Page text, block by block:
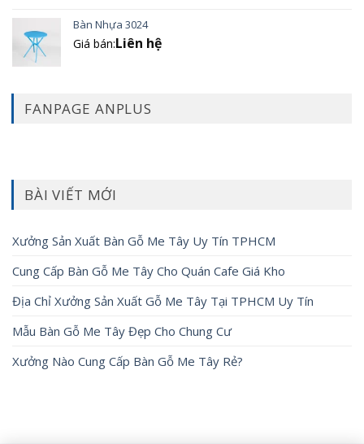
Bàn Nhựa 3024
Giá bán:Liên hệ
FANPAGE ANPLUS
BÀI VIẾT MỚI
Xưởng Sản Xuất Bàn Gỗ Me Tây Uy Tín TPHCM
Cung Cấp Bàn Gỗ Me Tây Cho Quán Cafe Giá Kho
Địa Chỉ Xưởng Sản Xuất Gỗ Me Tây Tại TPHCM Uy Tín
Mẫu Bàn Gỗ Me Tây Đẹp Cho Chung Cư
Xưởng Nào Cung Cấp Bàn Gỗ Me Tây Rẻ?